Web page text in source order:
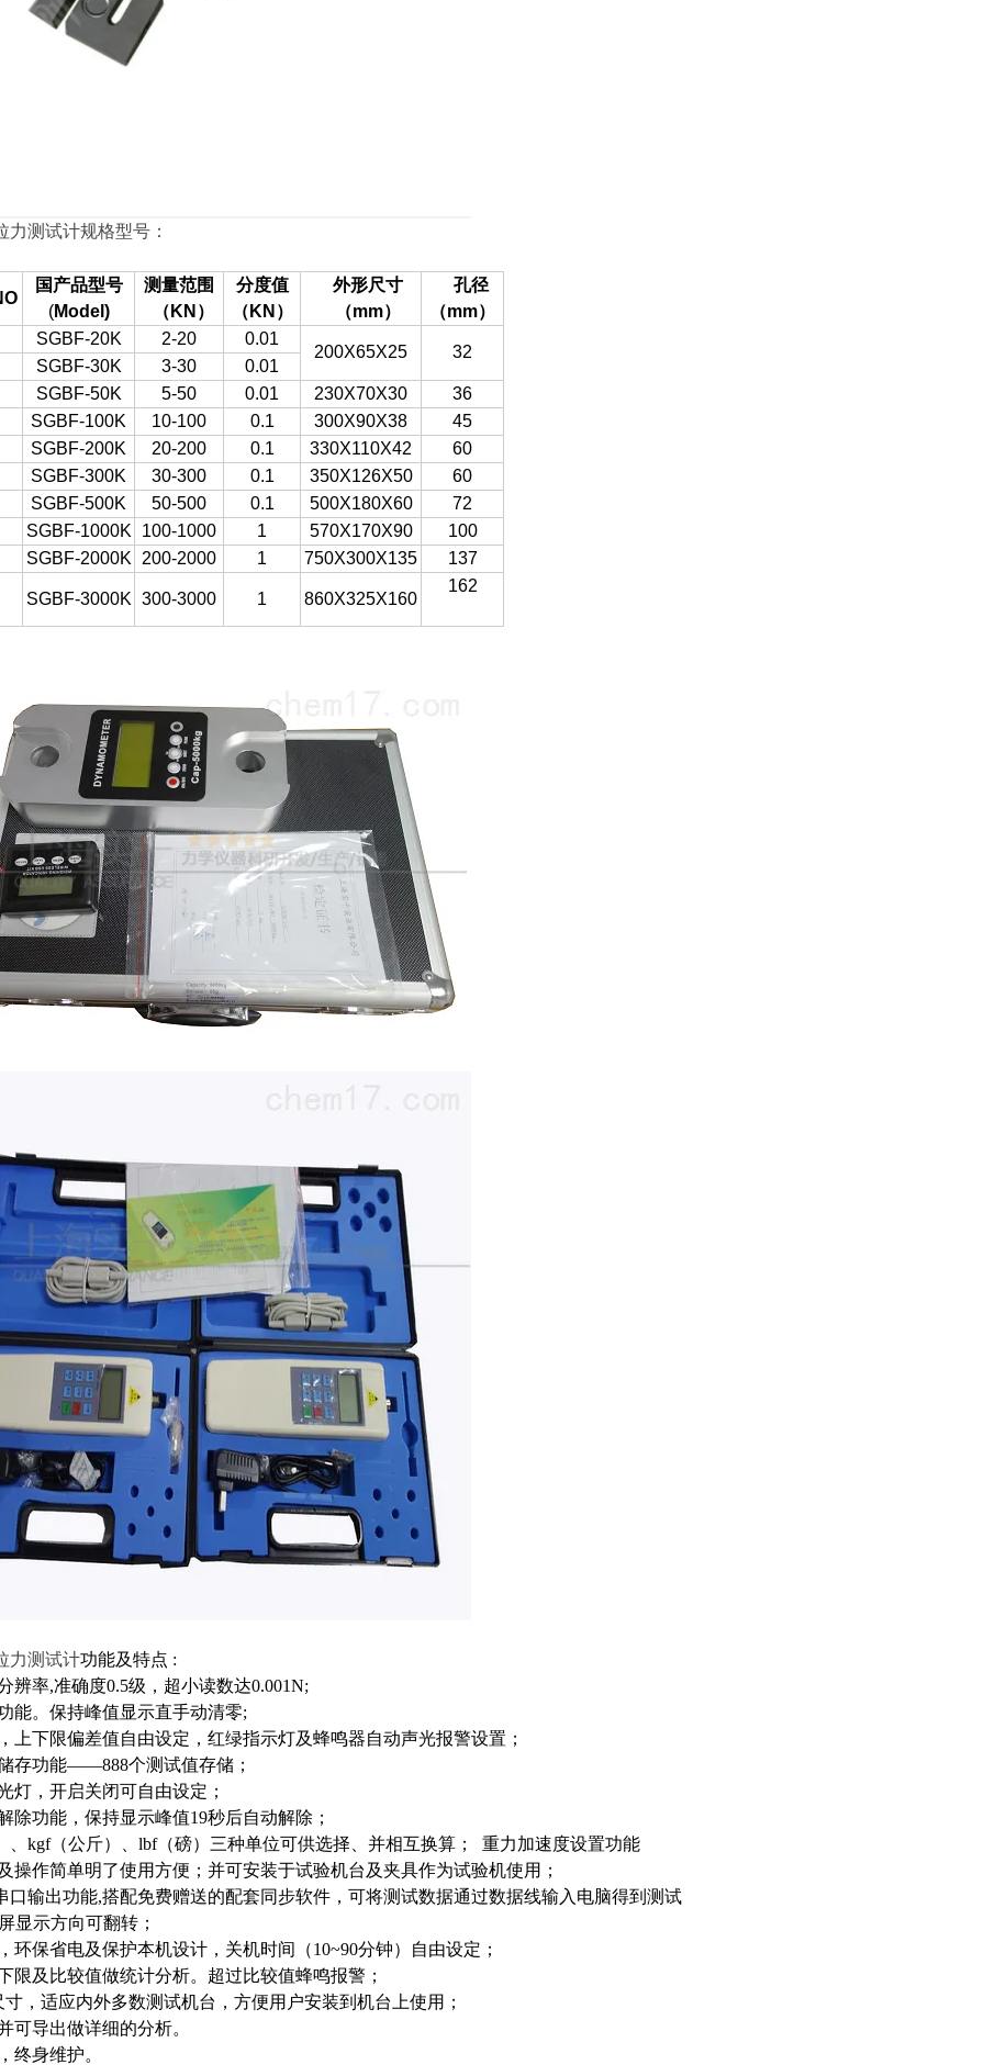
力测试计规格型号：
国产品型号
(Model)
测量范围
（ KN ）
分度值
（KN ）
外形尺寸
（mm）
孔径
（mm）
SGBF-20K
2-20 0.01
200X65X25 32
SGBF-30K 3-30
0.01
SGBF-50K
5-50 0.01 230X70X30
36
SGBF-100K
10-100 0.1 300X90X38
45
SGBF-200K
20-200 0.1 330X110X42
60
SGBF-300K
30-300 0.1 350X126X50
60
SGBF-500K
50-500 0.1 500X180X60
72
SGBF-1000K
100-1000 1 570X170X90
100
SGBF-2000K
200-2000 1 750X300X135 137
SGBF-3000K 300-3000 1 860X325X160
162
力测试计功能及特点 :
辨率,准确度0.5级，超小读数达0.001N;
能。保持峰值显示直手动清零;
上下限偏差值自由设定，红绿指示灯及蜂鸣器自动声光报警设置；
存功能——888个测试值存储；
灯，开启关闭可自由设定；
除功能，保持显示峰值19秒后自动解除；
、kgf（公斤）、lbf（磅）三种单位可供选择、并相互换算； 重力加速度设置功能
操作简单明了使用方便；并可安装于试验机台及夹具作为试验机使用；
口输出功能,搭配免费赠送的配套同步软件，可将测试数据通过数据线输入电脑得到测试
显示方向可翻转；
环保省电及保护本机设计，关机时间（10~90分钟）自由设定；
限及比较值做统计分析。超过比较值蜂鸣报警；
，适应内外多数测试机台，方便用户安装到机台上使用；
可导出做详细的分析。
终身维护。